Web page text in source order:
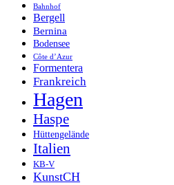
Bahnhof
Bergell
Bernina
Bodensee
Côte d’Azur
Formentera
Frankreich
Hagen
Haspe
Hüttengelände
Italien
KB-V
KunstCH